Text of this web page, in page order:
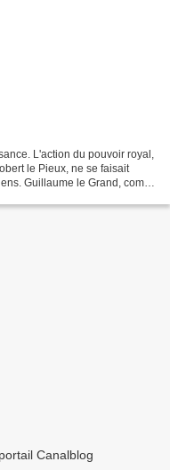
L'action du pouvoir royal,
le Pieux, ne se faisait
Guillaume le Grand, comte
Canalblog